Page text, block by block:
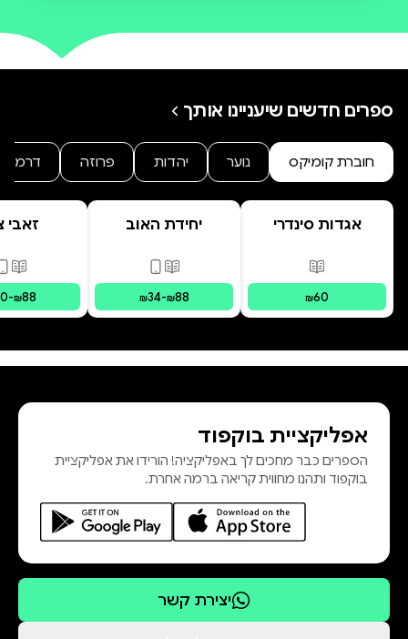
ספרים חדשים שיעניינו אותך
חוברת קומיקס נוער יהדות פרוזה דרמה
אגדות סינדרי
פורמטים זמינים
מודפס
₪60
יחידת האוב
פורמטים זמינים מודפס,
₪34-₪88
זאבי
-₪88
אפליקציית בוקפוד
הספרים כבר מחכים לך באפליקציה! הורידו את אפליקציית
בוקפוד ותהנו מחווית קריאה ברמה אחרת.
יצירת קשר